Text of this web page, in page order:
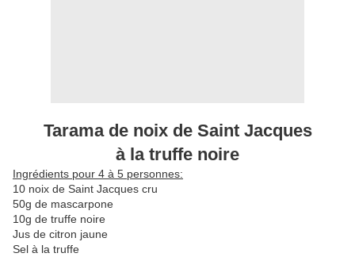
Tarama de noix de Saint Jacques
à la truffe noire
Ingrédients pour 4 à 5 personnes:
10 noix de Saint Jacques cru
50g de mascarpone
10g de truffe noire
Jus de citron jaune
Sel à la truffe